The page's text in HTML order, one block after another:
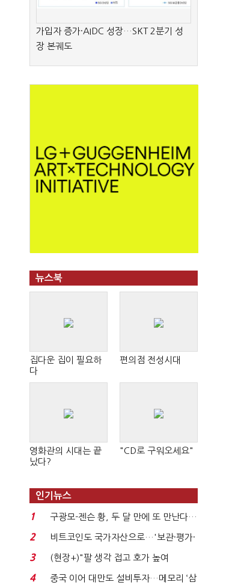
가입자 증가·AIDC 성장…SKT 2분기 성
장 본궤도
뉴스북
집다운 집이 필요하
다
편의점 전성시대
영화관의 시대는 끝
났다?
"CD로 구워오세요"
인기뉴스
1
구광모-젠슨 황, 두 달 만에 또 만난다…
로봇·AI 등 논...
2
비트코인도 국가자산으로…'보관·평가·
처분' 기준은 ...
3
(현장+)"팔 생각 접고 호가 높여
요"…'덜 똘똘한 한 채' 20...
4
중국 이어 대만도 설비투자…메모리 ‘삼